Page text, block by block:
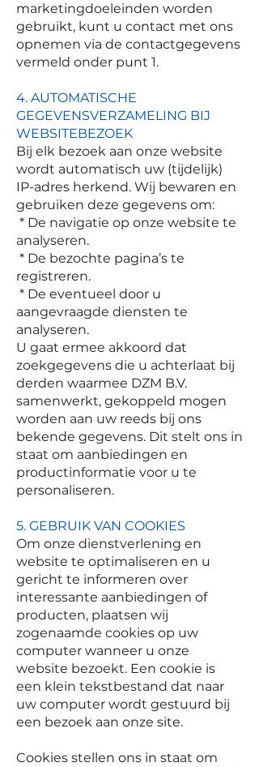
marketingdoeleinden worden
gebruikt, kunt u contact met ons
opnemen via de contactgegevens
vermeld onder punt 1.
4. AUTOMATISCHE
GEGEVENSVERZAMELING BIJ
WEBSITEBEZOEK
Bij elk bezoek aan onze website
wordt automatisch uw (tijdelijk)
IP-adres herkend. Wij bewaren en
gebruiken deze gegevens om:
* De navigatie op onze website te
analyseren.
* De bezochte pagina’s te
registreren.
* De eventueel door u
aangevraagde diensten te
analyseren.
U gaat ermee akkoord dat
zoekgegevens die u achterlaat bij
derden waarmee DZM B.V.
samenwerkt, gekoppeld mogen
worden aan uw reeds bij ons
bekende gegevens. Dit stelt ons in
staat om aanbiedingen en
productinformatie voor u te
personaliseren.
5. GEBRUIK VAN COOKIES
Om onze dienstverlening en
website te optimaliseren en u
gericht te informeren over
interessante aanbiedingen of
producten, plaatsen wij
zogenaamde cookies op uw
computer wanneer u onze
website bezoekt. Een cookie is
een klein tekstbestand dat naar
uw computer wordt gestuurd bij
een bezoek aan onze site.
Cookies stellen ons in staat om